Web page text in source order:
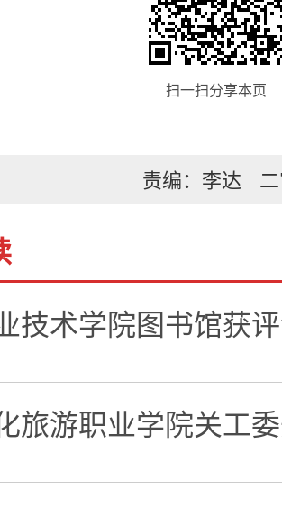
扫一扫分享本页
责编：李达
技术学院图书馆获
旅游职业学院关工